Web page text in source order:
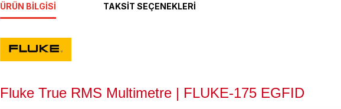
ÜRÜN BILGISI TAKSIT SEÇENEKLERI
Fluke True RMS Multimetre | FLUKE-175 EGFID